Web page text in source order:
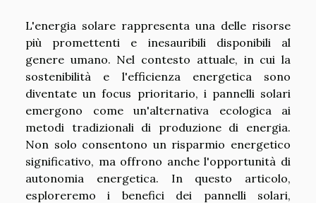
L'energia solare rappresenta una delle risorse
più promettenti e inesauribili disponibili al
genere umano. Nel contesto attuale, in cui la
sostenibilità e l'efficienza energetica sono
diventate un focus prioritario, i pannelli solari
emergono come un'alternativa ecologica ai
metodi tradizionali di produzione di energia.
Non solo consentono un risparmio energetico
significativo, ma offrono anche l'opportunità di
autonomia energetica. In questo articolo,
esploreremo i benefici dei pannelli solari,